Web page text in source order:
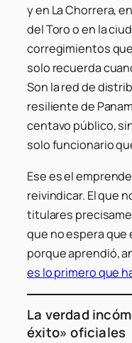
y en La Chorrera,
del Toro o en la
corregimientos
solo recuerda
Son la red de
resiliente de
centavo público,
solo funcionario
Ese es el
reivindicar. El que
titulares
que no espera que
porque aprendió,
es lo primero que
La verdad
éxito» oficiales